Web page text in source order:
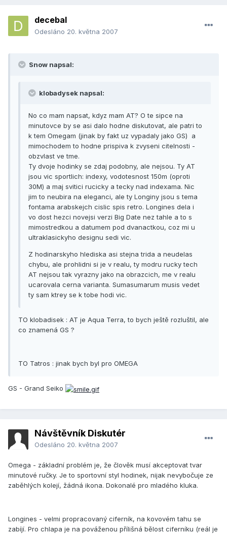
decebal
Odesláno 20. května 2007
Snow napsal:
klobadysek napsal:
No co mam napsat, kdyz mam AT? O te sipce na
minutovce by se asi dalo hodne diskutovat, ale patri to
k tem Omegam (jinak by fakt uz vypadaly jako GS) a
mimochodem to hodne prispiva k zvyseni citelnosti -
obzvlast ve tme.
Ty dvoje hodinky se zdaj podobny, ale nejsou. Ty AT
jsou vic sportlich: indexy, vodotesnost 150m (oproti
30M) a maj svitici rucicky a tecky nad indexama. Nic
jim to neubira na eleganci, ale ty Longiny jsou s tema
fontama arabskejch cislic spis retro. Longines dela i
vo dost hezci novejsi verzi Big Date nez tahle a to s
mimostredkou a datumem pod dvanactkou, coz mi u
ultraklasickyho designu sedi vic.
Z hodinarskyho hlediska asi stejna trida a neudelas
chybu, ale prohlidni si je v realu, ty modru rucky tech
AT nejsou tak vyrazny jako na obrazcich, me v realu
ucarovala cerna varianta. Sumasumarum musis vedet
ty sam ktrey se k tobe hodi vic.
TO klobadisek : AT je Aqua Terra, to bych ještě rozluštil, ale
co znamená GS ?
TO Tatros : jinak bych byl pro OMEGA
GS - Grand Seiko
Návštěvník Diskutér
Odesláno 20. května 2007
Omega - základní problém je, že člověk musí akceptovat tvar
minutové ručky. Je to sportovní styl hodinek, nijak nevybočuje ze
zaběhlých kolejí, žádná ikona. Dokonalé pro mladého kluka.
Longines - velmi propracovaný ciferník, na kovovém tahu se
zabíjí. Pro chlapa je na pováženou přílišná bělost ciferníku (reál je